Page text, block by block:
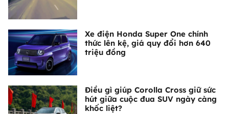
Xe điện Honda Super One chính
thức lên kệ, giá quy đổi hơn 640
triệu đồng
Điều gì giúp Corolla Cross giữ sức
hút giữa cuộc đua SUV ngày càng
khốc liệt?